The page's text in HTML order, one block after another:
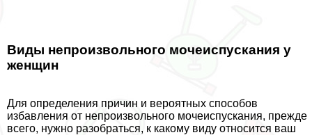
Виды непроизвольного мочеиспускания у
женщин
Для определения причин и вероятных способов
избавления от непроизвольного мочеиспускания, прежде
всего, нужно разобраться, к какому виду относится ваш